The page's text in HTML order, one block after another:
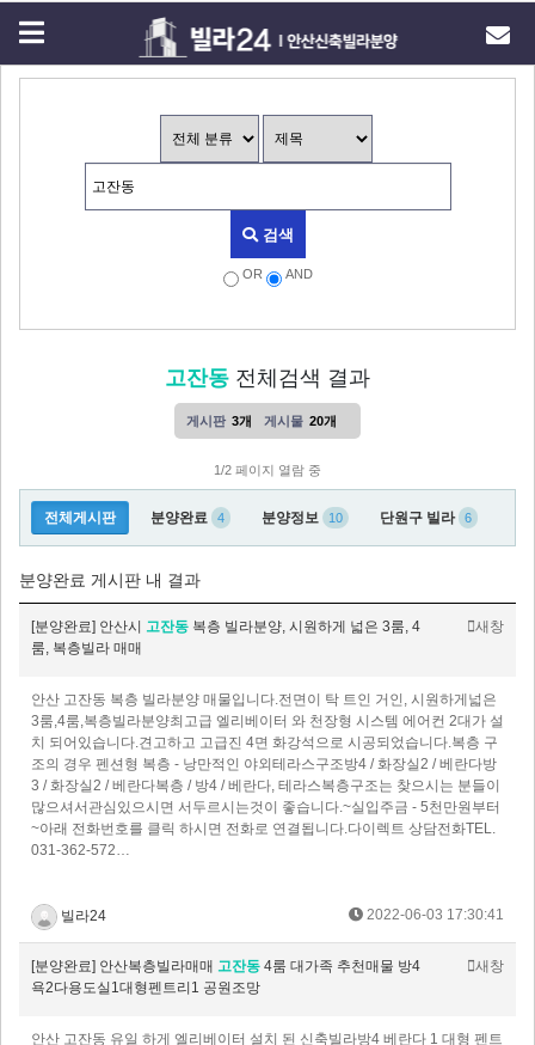
검색
OR AND
고잔동 전체검색 결과
게시판 3개 게시물 20개
1/2 페이지 열람 중
전체게시판 분양완료 4 분양정보 10 단원구 빌라 6
분양완료 게시판 내 결과
[분양완료] 안산시 고잔동 복층 빌라분양, 시원하게 넓은 3룸, 4
룸, 복층빌라 매매
새창
안산 고잔동 복층 빌라분양 매물입니다.전면이 탁 트인 거인, 시원하게넓은
3룸,4룸,복층빌라분양최고급 엘리베이터 와 천장형 시스템 에어컨 2대가 설
치 되어있습니다.견고하고 고급진 4면 화강석으로 시공되었습니다.복층 구
조의 경우 펜션형 복층 - 낭만적인 야외테라스구조방4 / 화장실2 / 베란다방
3 / 화장실2 / 베란다복층 / 방4 / 베란다, 테라스복층구조는 찾으시는 분들이
많으셔서관심있으시면 서두르시는것이 좋습니다.~실입주금 - 5천만원부터
~아래 전화번호를 클릭 하시면 전화로 연결됩니다.다이렉트 상담전화TEL.
031-362-572…
빌라24 2022-06-03 17:30:41
[분양완료] 안산복층빌라매매 고잔동 4룸 대가족 추천매물 방4
욕2다용도실1대형펜트리1 공원조망
새창
안산 고잔동 유일 하게 엘리베이터 설치 된 신축빌라방4 베란다 1 대형 펜트